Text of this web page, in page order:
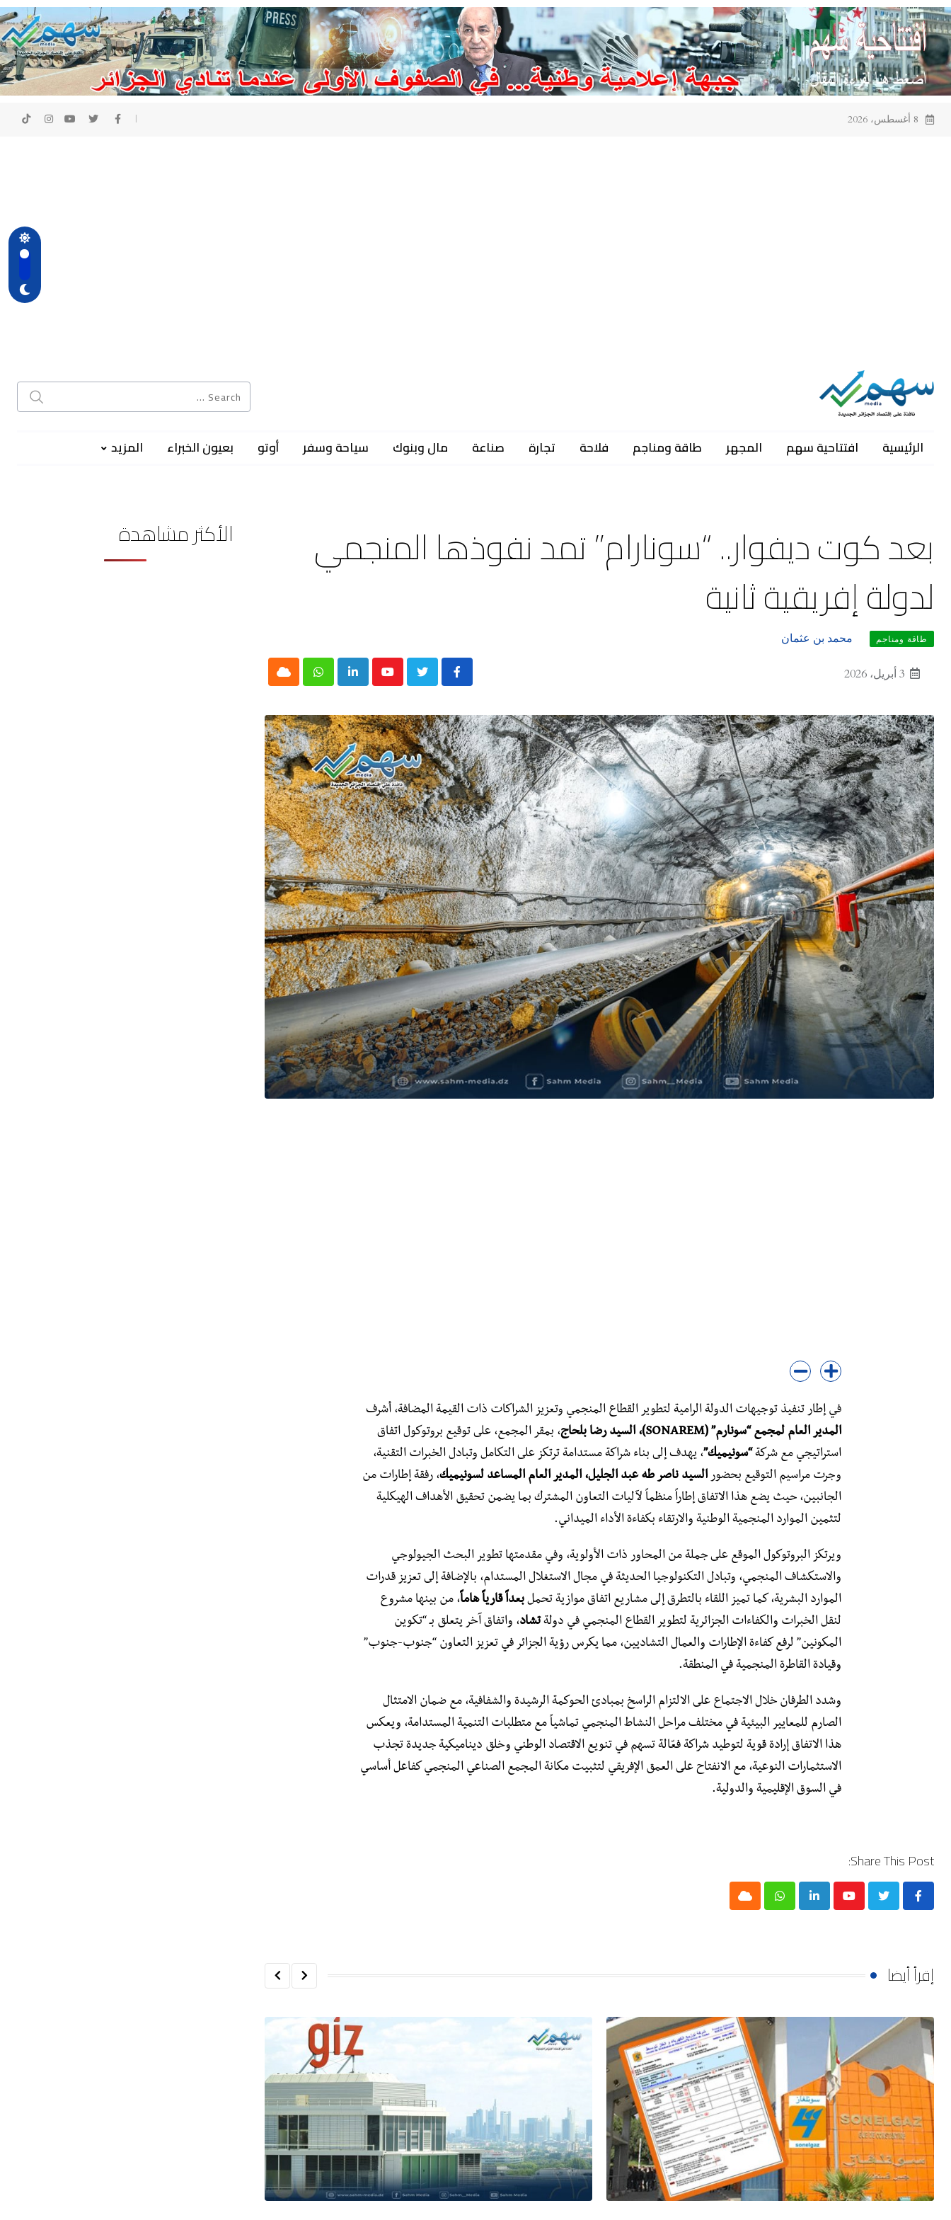
Skip
to
content
8 أغسطس، 2026
الرئيسية افتتاحية سهم المجهر طاقة ومناجم فلاحة تجارة صناعة مال وبنوك سياحة وسفر أوتو بعيون الخبراء المزيد
بعد كوت ديفوار.. “سونارام” تمد نفوذها المنجمي
لدولة إفريقية ثانية
طاقة ومناجم محمد بن عثمان
3 أبريل، 2026 Youtube
LinkedIn
Whatsapp
Cloud
​في إطار تنفيذ توجيهات الدولة الرامية لتطوير القطاع المنجمي وتعزيز الشراكات ذات القيمة المضافة، أشرف
المدير العام لمجمع “سونارم” (SONAREM)، السيد رضا بلحاج
، بمقر المجمع، على توقيع بروتوكول اتفاق
استراتيجي مع شركة“سونيميك”، يهدف إلى بناء شراكة مستدامة ترتكز على التكامل وتبادل الخبرات التقنية،
وجرت مراسيم التوقيع بحضور السيد ناصر طه عبد الجليل، المدير العام المساعد لسونيميك، رفقة إطارات من
الجانبين، حيث يضع هذا الاتفاق إطاراً منظماً لآليات التعاون المشترك بما يضمن تحقيق الأهداف الهيكلية
لتثمين الموارد المنجمية الوطنية والارتقاء بكفاءة الأداء الميداني.
​ويرتكز البروتوكول الموقع على جملة من المحاور ذات الأولوية، وفي مقدمتها تطوير البحث الجيولوجي
والاستكشاف المنجمي، وتبادل التكنولوجيا الحديثة في مجال الاستغلال المستدام، بالإضافة إلى تعزيز قدرات
الموارد البشرية، كما تميز اللقاء بالتطرق إلى مشاريع اتفاق موازية تحملبعداً قارياً هاماً، من بينها مشروع
لنقل الخبرات والكفاءات الجزائرية لتطوير القطاع المنجمي في دولةتشاد، واتفاق آخر يتعلق بـ “تكوين
المكونين” لرفع كفاءة الإطارات والعمال التشاديين، مما يكرس رؤية الجزائر في تعزيز التعاون “جنوب-جنوب”
وقيادة القاطرة المنجمية في المنطقة.
​وشدد الطرفان خلال الاجتماع على الالتزام الراسخ بمبادئ الحوكمة الرشيدة والشفافية، مع ضمان الامتثال
الصارم للمعايير البيئية في مختلف مراحل النشاط المنجمي تماشياً مع متطلبات التنمية المستدامة، ويعكس
هذا الاتفاق إرادة قوية لتوطيد شراكة فعّالة تسهم في تنويع الاقتصاد الوطني وخلق ديناميكية جديدة تجذب
الاستثمارات النوعية، مع الانفتاح على العمق الإفريقي لتثبيت مكانة المجمع الصناعي المنجمي كفاعل أساسي
في السوق الإقليمية والدولية.
Share This Post:
Youtube
LinkedIn
Whatsapp
Cloud
إقرأ أيضا
الأكثر مشاهدة